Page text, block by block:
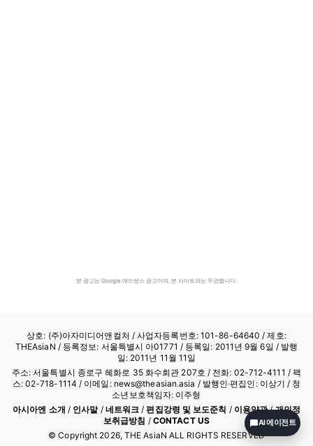
본 광고는 Google 애드센스 광고이며, 본 사이트와는 무관합니다.
상호: (주)아자미디어앤컬처 /사업자등록번호: 101-86-64640 / 제호:
THEAsiaN / 등록정보: 서울특별시 아01771 / 등록일: 2011년 9월 6일 / 발행
일: 2011년 11월 11일
주소: 서울특별시 종로구 혜화로 35 화수회관 207호 / 전화: 02-712-4111 / 팩
스: 02-718-1114 / 이메일: news@theasian.asia / 발행인·편집인: 이상기 / 청
소년보호책임자: 이주형
아시아엔 소개 / 인사말/ 네트워크 /편집강령 및 보도준칙 / 이용약관/개인정
보취급방침 / CONTACT US
© Copyright 2026, THE AsiaN ALL RIGHTS RESERVED
AI 에이전트